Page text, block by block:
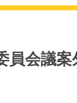
員会議